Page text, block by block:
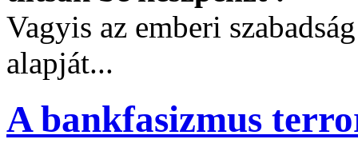
Vagyis az emberi
alapját...
A bankfasizmus